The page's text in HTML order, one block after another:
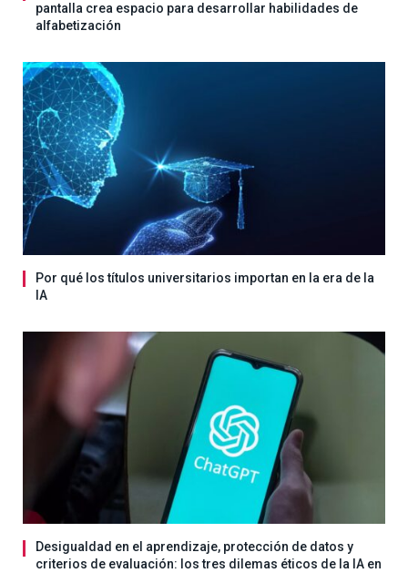
pantalla crea espacio para desarrollar habilidades de
alfabetización
Por qué los títulos universitarios importan en la era de la
IA
Desigualdad en el aprendizaje, protección de datos y
criterios de evaluación: los tres dilemas éticos de la IA en